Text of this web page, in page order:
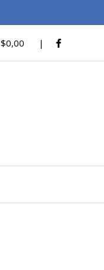
$0,00